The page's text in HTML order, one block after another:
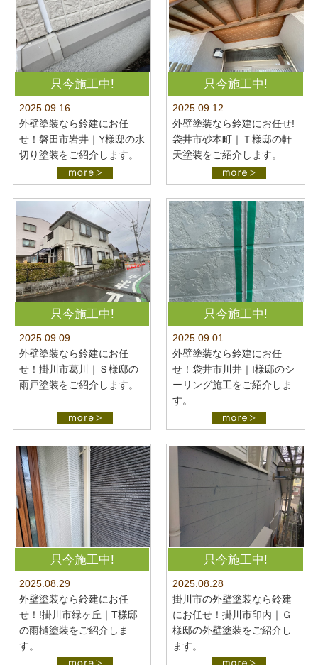
只今施工中!
2025.09.16
外壁塗装なら鈴建にお任
せ！磐田市岩井｜Y様邸の水
切り塗装をご紹介します。
只今施工中!
2025.09.12
外壁塗装なら鈴建にお任せ!
袋井市砂本町｜Ｔ様邸の軒
天塗装をご紹介します。
只今施工中!
2025.09.09
外壁塗装なら鈴建にお任
せ！掛川市葛川｜Ｓ様邸の
雨戸塗装をご紹介します。
只今施工中!
2025.09.01
外壁塗装なら鈴建にお任
せ！袋井市川井｜I様邸のシ
ーリング施工をご紹介しま
す。
只今施工中!
2025.08.29
外壁塗装なら鈴建にお任
せ！!掛川市緑ヶ丘｜T様邸
の雨樋塗装をご紹介しま
す。
只今施工中!
2025.08.28
掛川市の外壁塗装なら鈴建
にお任せ！掛川市印内｜Ｇ
様邸の外壁塗装をご紹介し
ます。